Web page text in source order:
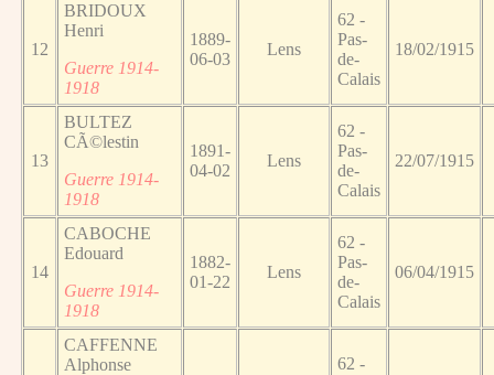
12
BRIDOUX
Henri
Guerre 1914-
1918
1889-
06-03
Lens
62 -
Pas-
de-
Calais
18/02/1915
13
BULTEZ
CÃ©lestin
Guerre 1914-
1918
1891-
04-02
Lens
62 -
Pas-
de-
Calais
22/07/1915
14
CABOCHE
Edouard
Guerre 1914-
1918
1882-
01-22
Lens
62 -
Pas-
de-
Calais
06/04/1915
CAFFENNE
Alphonse
62 -